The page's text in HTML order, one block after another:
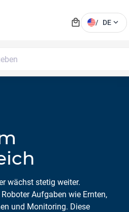
local_mall / DE expand_more
wächst stetig weiter.
Aufgaben wie Ernten,
und Monitoring. Diese